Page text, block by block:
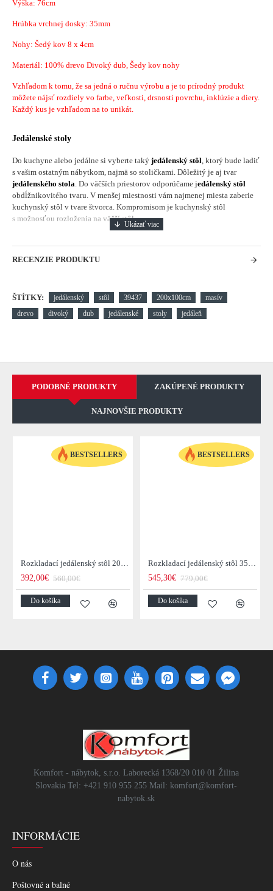
Výška: 76cm
Hrúbka vrchnej dosky: 35mm
Nohy: Šedý kov 8 x 4cm
Materiál: 100% drevo Divoký dub, Šedy kov nohy
Vzhľadom k tomu, že sa jedná o ručnu výrobu a je to prírodný produkt
môžete nájsť rozdiely vo farbe, veľkosti, drsnosti povrchu, inklúzie a diery.
Každý kus je vzhľadom na to unikát.
Jedálenské stoly
Do kuchyne alebo jedálne si vyberte taký jedálenský stôl, ktorý bude ladiť
s vašim ostatným nábytkom, najmä so stoličkami. Dôležitý je aj tvar
jedálenského stola. Do väčších priestorov odporúčame jedálenský stôl
obdĺžnikovitého tvaru. V menšej miestnosti vám najmenej miesta zaberie
kuchynský stôl v tvare štvorca. Kompromisom je kuchynský stôl
s možnosťou rozloženia na väčší stôl.
RECENZIE PRODUKTU
ŠTÍTKY: jedálenský stôl 39437 200x100cm
masív
drevo
divoký dub jedálenské stoly jedáleň
PODOBNÉ PRODUKTY ZAKÚPENÉ PRODUKTY
NAJNOVŠIE PRODUKTY
BESTSELLERS
Rozkladací jedálenský stôl 20976 120/200x80cm Masív drevo Palisander
392,00€ 560,00€
Do košíka
BESTSELLERS
Rozkladací jedálenský stôl 35299 160/240x100cm Masív drevo Palisander
545,30€ 779,00€
Do košíka
Komfort - nábytok, s.r.o. Laborecká 1368/20 010 01 Žilina
Slovakia Tel: +421 910 955 255 Mail: komfort@komfort-
nabytok.sk
INFORMÁCIE
O nás
Poštovné a balné